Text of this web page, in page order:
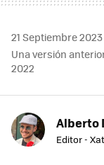
21 Septiembre 2023
Una versión
2022
Alberto
Editor -